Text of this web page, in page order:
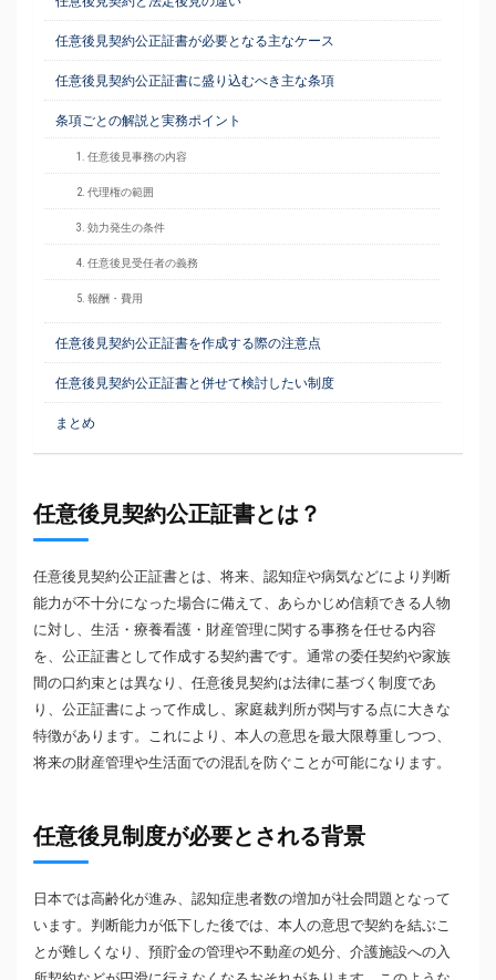
任意後見契約公正証書が必要となる主なケース
任意後見契約公正証書に盛り込むべき主な条項
条項ごとの解説と実務ポイント
1. 任意後見事務の内容
2. 代理権の範囲
3. 効力発生の条件
4. 任意後見受任者の義務
5. 報酬・費用
任意後見契約公正証書を作成する際の注意点
任意後見契約公正証書と併せて検討したい制度
まとめ
任意後見契約公正証書とは？
任意後見契約公正証書とは、将来、認知症や病気などにより判断
能力が不十分になった場合に備えて、あらかじめ信頼できる人物
に対し、生活・療養看護・財産管理に関する事務を任せる内容
を、公正証書として作成する契約書です。通常の委任契約や家族
間の口約束とは異なり、任意後見契約は法律に基づく制度であ
り、公正証書によって作成し、家庭裁判所が関与する点に大きな
特徴があります。これにより、本人の意思を最大限尊重しつつ、
将来の財産管理や生活面での混乱を防ぐことが可能になります。
任意後見制度が必要とされる背景
日本では高齢化が進み、認知症患者数の増加が社会問題となって
います。判断能力が低下した後では、本人の意思で契約を結ぶこ
とが難しくなり、預貯金の管理や不動産の処分、介護施設への入